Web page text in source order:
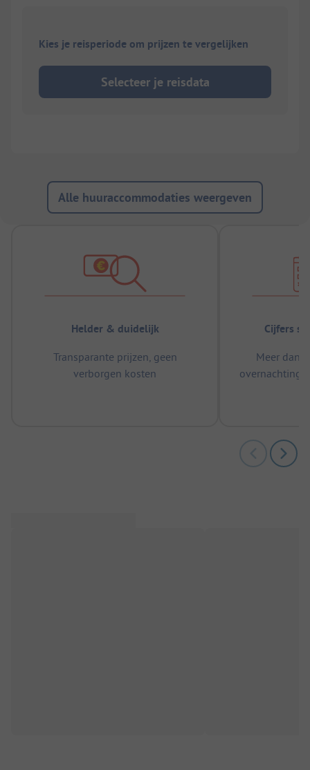
Kies je reisperiode om prijzen te vergelijken
Selecteer je reisdata
Alle huuraccommodaties weergeven
Helder & duidelijk
Transparante prijzen, geen
verborgen kosten
Cijfers
Meer dan